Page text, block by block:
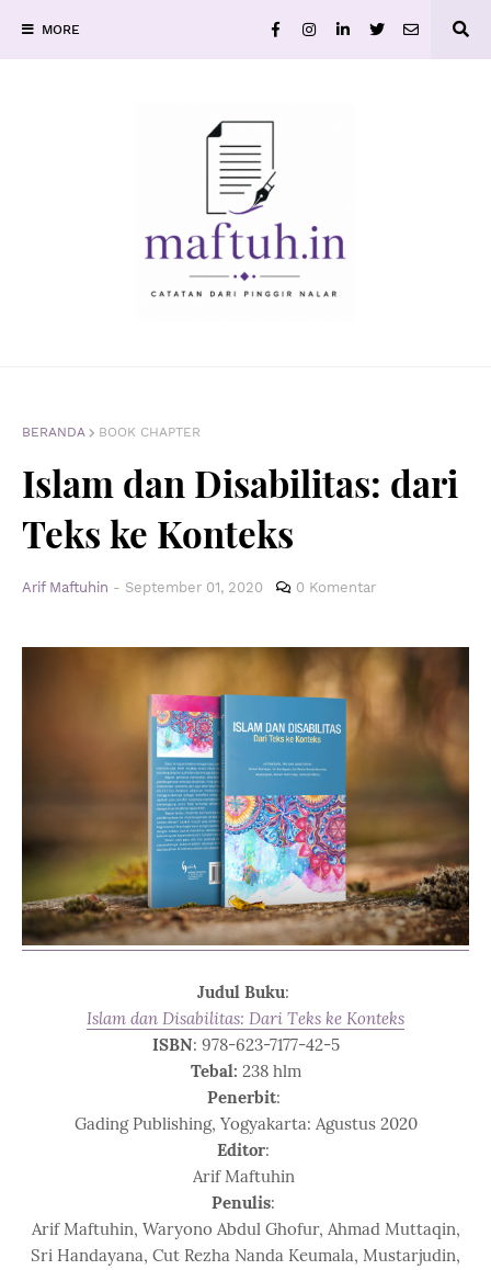
MORE
BERANDA BOOK CHAPTER
Islam dan Disabilitas: dari
Teks ke Konteks
Arif Maftuhin - September 01, 2020 0 Komentar
Judul Buku:
Islam dan Disabilitas: Dari Teks ke Konteks
ISBN: 978-623-7177-42-5
Tebal: 238 hlm
Penerbit:
Gading Publishing, Yogyakarta: Agustus 2020
Editor:
Arif Maftuhin
Penulis:
Arif Maftuhin, Waryono Abdul Ghofur, Ahmad Muttaqin,
Sri Handayana, Cut Rezha Nanda Keumala, Mustarjudin,